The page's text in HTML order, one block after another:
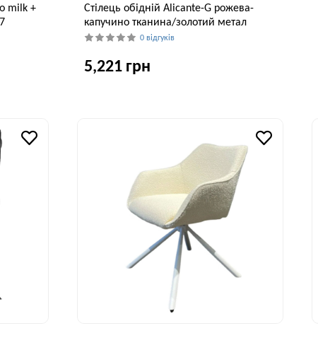
milk +
77 см
Стілець обідній Alicante-G рожева-
капучино тканина/золотий метал
0 відгуків
5,221 грн
98 см